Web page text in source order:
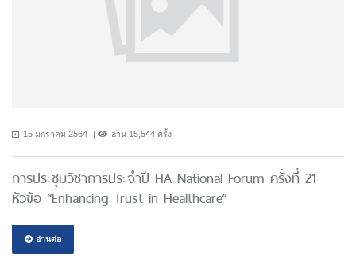
15 มกราคม 2564 อ่าน 15,544 ครั้ง
การประชุมวิชาการประจำปี HA National Forum ครั้งที่ 21
หัวข้อ “Enhancing Trust in Healthcare”
อ่านต่อ